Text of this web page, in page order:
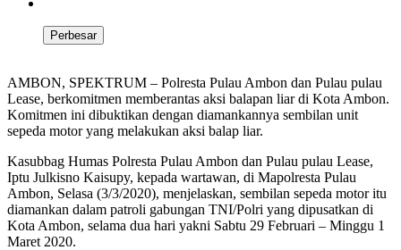
Perbesar
AMBON, SPEKTRUM – Polresta Pulau Ambon dan Pulau pulau
Lease, berkomitmen memberantas aksi balapan liar di Kota Ambon.
Komitmen ini dibuktikan dengan diamankannya sembilan unit
sepeda motor yang melakukan aksi balap liar.
Kasubbag Humas Polresta Pulau Ambon dan Pulau pulau Lease,
Iptu Julkisno Kaisupy, kepada wartawan, di Mapolresta Pulau
Ambon, Selasa (3/3/2020), menjelaskan, sembilan sepeda motor itu
diamankan dalam patroli gabungan TNI/Polri yang dipusatkan di
Kota Ambon, selama dua hari yakni Sabtu 29 Februari – Minggu 1
Maret 2020.